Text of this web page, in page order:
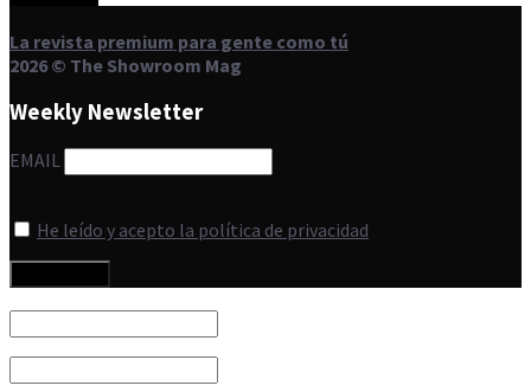
La revista premium para gente como tú
2026 © The Showroom Mag
Weekly Newsletter
EMAIL
He leído y acepto la política de privacidad